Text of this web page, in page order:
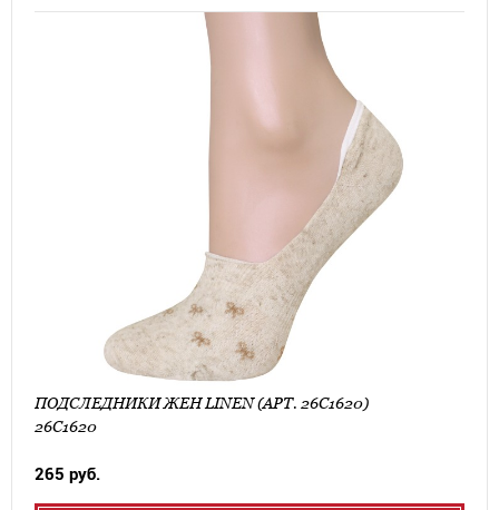
ПОДСЛЕДНИКИ ЖЕН LINEN (АРТ. 26С1620)
26С1620
265 руб.